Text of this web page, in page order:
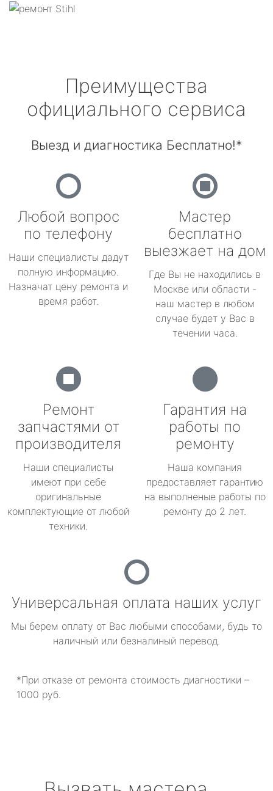
Преимущества
официального сервиса
Выезд и диагностика Бесплатно!*
Любой вопрос
по телефону
Наши специалисты дадут
полную информацию.
Назначат цену ремонта и
время работ.
Мастер
бесплатно
выезжает на дом
Где Вы не находились в
Москве или области -
наш мастер в любом
случае будет у Вас в
течении часа.
Ремонт
запчастями от
производителя
Наши специалисты
имеют при себе
оригинальные
комплектующие от любой
техники.
Гарантия на
работы по
ремонту
Наша компания
предоставляет гарантию
на выполненые работы по
ремонту до 2 лет.
Универсальная оплата наших услуг
Мы берем оплату от Вас любыми способами, будь то
наличный или безналиный перевод.
*При отказе от ремонта стоимость диагностики –
1000 руб.